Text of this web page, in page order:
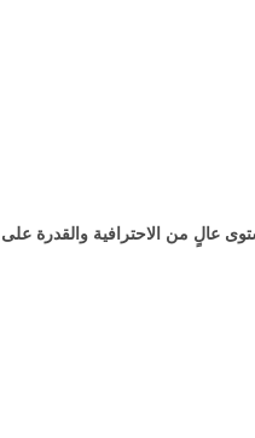
عالٍ من الاحترافية والقدرة